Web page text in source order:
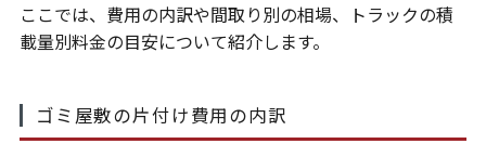
ここでは、費用の内訳や間取り別の相場、トラックの積
載量別料金の目安について紹介します。
ゴミ屋敷の片付け費用の内訳